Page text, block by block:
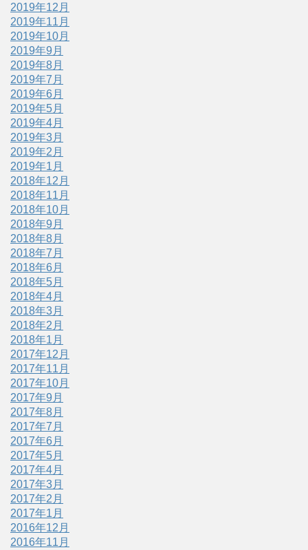
2019年12月
2019年11月
2019年10月
2019年9月
2019年8月
2019年7月
2019年6月
2019年5月
2019年4月
2019年3月
2019年2月
2019年1月
2018年12月
2018年11月
2018年10月
2018年9月
2018年8月
2018年7月
2018年6月
2018年5月
2018年4月
2018年3月
2018年2月
2018年1月
2017年12月
2017年11月
2017年10月
2017年9月
2017年8月
2017年7月
2017年6月
2017年5月
2017年4月
2017年3月
2017年2月
2017年1月
2016年12月
2016年11月